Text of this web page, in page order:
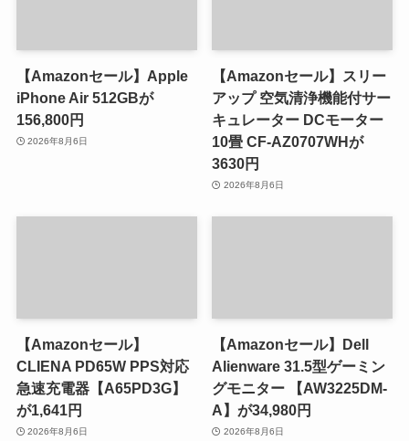
【Amazonセール】Apple
iPhone Air 512GBが
156,800円
2026年8月6日
【Amazonセール】スリー
アップ 空気清浄機能付サー
キュレーター DCモーター
10畳 CF-AZ0707WHが
3630円
2026年8月6日
【Amazonセール】
CLIENA PD65W PPS対応
急速充電器【A65PD3G】
が1,641円
2026年8月6日
【Amazonセール】Dell
Alienware 31.5型ゲーミン
グモニター 【AW3225DM-
A】が34,980円
2026年8月6日